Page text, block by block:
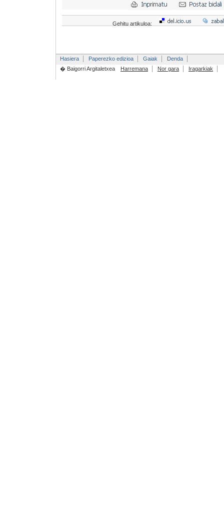
Gehitu artikuloa:
Hasiera Paperezko edizioa Gaiak
Denda
� Baigorri Argitaletxea
Harremana Nor gara Iragarkiak